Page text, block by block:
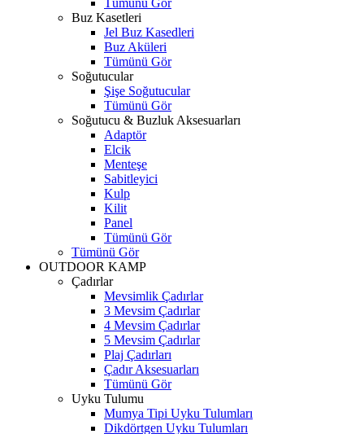
Tümünü Gör
Buz Kasetleri
Jel Buz Kasedleri
Buz Aküleri
Tümünü Gör
Soğutucular
Şişe Soğutucular
Tümünü Gör
Soğutucu & Buzluk Aksesuarları
Adaptör
Elcik
Menteşe
Sabitleyici
Kulp
Kilit
Panel
Tümünü Gör
Tümünü Gör
OUTDOOR KAMP
Çadırlar
Mevsimlik Çadırlar
3 Mevsim Çadırlar
4 Mevsim Çadırlar
5 Mevsim Çadırlar
Plaj Çadırları
Çadır Aksesuarları
Tümünü Gör
Uyku Tulumu
Mumya Tipi Uyku Tulumları
Dikdörtgen Uyku Tulumları